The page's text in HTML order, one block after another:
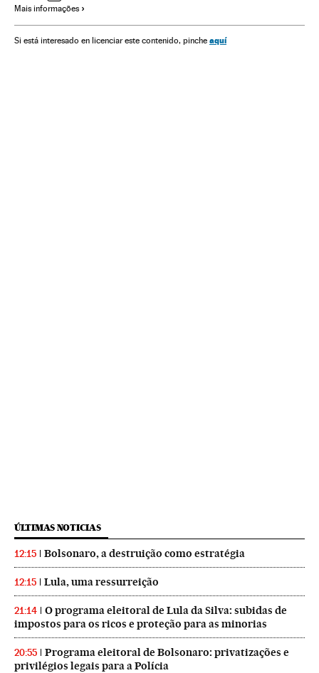
Organizações internacionais
Mais informações
Si está interesado en licenciar este contenido, pinche aquí
ÚLTIMAS NOTICIAS
12:15 Bolsonaro, a destruição como estratégia
12:15 Lula, uma ressurreição
21:14
O programa eleitoral de Lula da Silva: subidas de
impostos para os ricos e proteção para as minorias
20:55
Programa eleitoral de Bolsonaro: privatizações e
privilégios legais para a Polícia